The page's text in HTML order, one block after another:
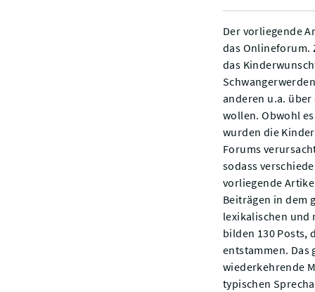
Der vorliegende
das Onlineforum.
das
anderen u.a.
wollen. Obwohl
wurden die
Forums
sodass
vorliegende
Beiträgen in dem
lexikalischen und
bilden 130 Posts,
entstammen. Das
wiederkehrende
typischen